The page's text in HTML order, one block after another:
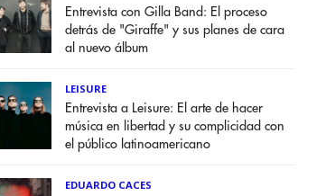
Entrevista con Gilla Band: El proceso
detrás de "Giraffe" y sus planes de cara
al nuevo álbum
LEISURE
Entrevista a Leisure: El arte de hacer
música en libertad y su complicidad con
el público latinoamericano
EDUARDO CACES